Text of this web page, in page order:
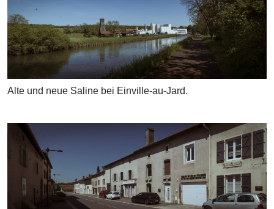
Alte und neue Saline bei Einville-au-Jard.